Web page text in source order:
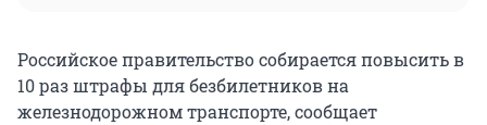
Российское правительство собирается повысить в
10 раз штрафы для безбилетников на
железнодорожном транспорте, сообщает